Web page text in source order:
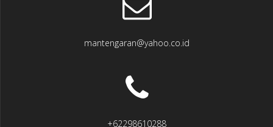
mantengaran@yahoo.co.id
+62298610288